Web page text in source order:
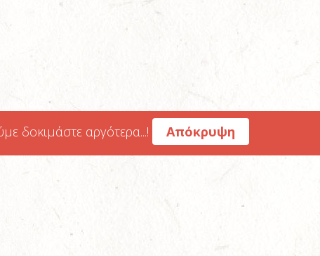
δοκιμάστε αργότερα...! Απόκρυψη